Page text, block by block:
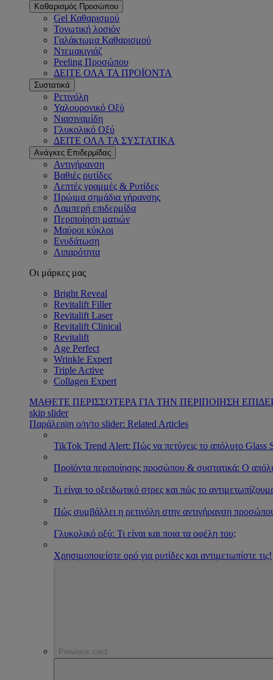
Καθαρισμός Προσώπου
Gel Καθαρισμού
Τονωτική λοσιόν
Γαλάκτωμα Καθαρισμού
Ντεμακιγιάζ
Peeling Προσώπου
ΔΕΙΤΕ ΟΛΑ ΤΑ ΠΡΟΪΟΝΤΑ
Συστατικά
Ρετινόλη
Υαλουρονικό Οξύ
Νιασιναμίδη
Γλυκολικό Οξύ
ΔΕΙΤΕ ΟΛΑ ΤΑ ΣΥΣΤΑΤΙΚΑ
Ανάγκες Επιδερμίδας
Αντιγήρανση
Βαθιές ρυτίδες
Λεπτές γραμμές & Ρυτίδες
Πρώιμα σημάδια γήρανσης
Λαμπερή επιδερμίδα
Περιποίηση ματιών
Μαύροι κύκλοι
Ενυδάτωση
Λιπαρότητα
Οι μάρκες μας
Bright Reveal
Revitalift Filler
Revitalift Laser
Revitalift Clinical
Revitalift
Age Perfect
Wrinkle Expert
Triple Active
Collagen Expert
ΜΑΘΕΤΕ ΠΕΡΙΣΣΟΤΕΡΑ ΓΙΑ ΤΗΝ ΠΕΡΙΠΟΙΗΣΗ
skip slider
Παράλειψη ο/η/το slider: Related Articles
TikTok Trend Alert: Πώς να πετύχεις το απόλυτο Glass
Προϊόντα περιποίησης προσώπου & συστατικά: Ο
Τι είναι το οξειδωτικό στρες και πώς το
Πώς συμβάλλει η ρετινόλη στην αντιγήρανση
Γλυκολικό οξύ: Τι είναι και ποια τα οφέλη του;
Χρησιμοποιείστε ορό για ρυτίδες και αντιμετωπίστε τις!
Previous card